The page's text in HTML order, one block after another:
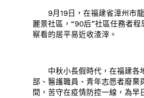
9月19日，在福建省漳州市龍
麗景社區，“90后”社區任務者程
察看的居平易近收渣滓。
中秋小長假時代，在福建各
部、醫護職員、青年志愿者廢棄
間，苦守在疫情防控一線，為早